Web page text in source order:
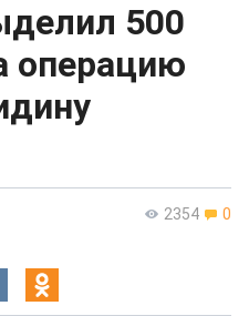
500
операцию
2354 0